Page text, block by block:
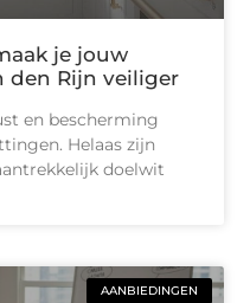
je jouw
den Rijn veiliger
en bescherming
Helaas zijn
doelwit
AANBIEDINGEN